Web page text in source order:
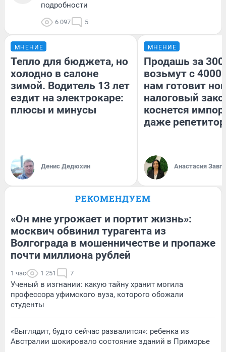
подробности
6 097 5
МНЕНИЕ
Тепло для бюджета, но
холодно в салоне
зимой. Водитель 13 лет
ездит на электрокаре:
плюсы и минусы
Денис Дедюхин
МНЕНИЕ
Продашь за
возьмут с
нам готовит
налоговый
коснется
даже
Анастасия
РЕКОМЕНДУЕМ
«Он мне угрожает и портит жизнь»:
москвич обвинил турагента из
Волгограда в мошенничестве и пропаже
почти миллиона рублей
1 час 1 251 7
Ученый в изгнании: какую тайну хранит могила
профессора уфимского вуза, которого обожали
студенты
«Выглядит, будто сейчас развалится»: ребенка из
Австралии шокировало состояние зданий в Приморье